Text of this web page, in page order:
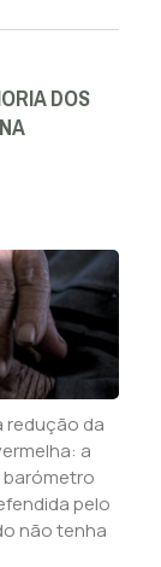
DOS
redução da
a
barómetro
pelo
não tenha